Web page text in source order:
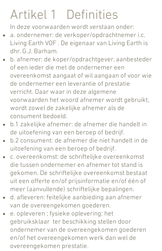
Artikel 1 Definities
In deze voorwaarden wordt verstaan onder:
a. ondernemer: de verkoper/opdrachtnemer i.c.
Living Earth VOF . De eigenaar van Living Earth is
dhr. G.J. Barham.
b. afnemer: de koper/opdrachtgever, aanbesteder
of een ieder die met de ondernemer een
overeenkomst aangaat of wil aangaan of voor wie
de ondernemer een leverantie of prestatie
verricht. Daar waar in deze algemene
voorwaarden het woord afnemer wordt gebruikt,
wordt zowel de zakelijke afnemer als de
consument bedoeld.
b.1 zakelijke afnemer: de afnemer die handelt in
de uitoefening van een beroep of bedrijf.
b.2 consument: de afnemer die niet handelt in de
uitoefening van een beroep of bedrijf.
c. overeenkomst: de schriftelijke overeenkomst
die tussen ondernemer en afnemer tot stand is
gekomen. De schriftelijke overeenkomst bestaat
uit een offerte en/of prijsinformatie en/of één of
meer (aanvullende) schriftelijke bepalingen.
d. afleveren: feitelijke aanbieding aan afnemer
van de overeengekomen goederen.
e. opleveren ; fysieke oplevering: het
gebruiksklaar ter beschikking stellen door
ondernemer van de overeengekomen goederen
en/of het overeengekomen werk dan wel de
overeengekomen prestatie.